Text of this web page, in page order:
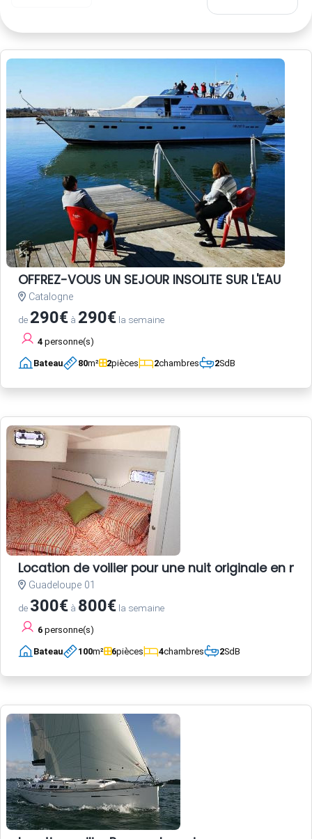
OFFREZ-VOUS UN SEJOUR INSOLITE SUR L'EAU
Catalogne
de 290€ à 290€ la semaine
4 personne(s)
Bateau 80m² 2pièces 2chambres 2SdB
Location de voilier pour une nuit originale en
Guadeloupe 01
de 300€ à 800€ la semaine
6 personne(s)
Bateau 100m² 6pièces 4chambres 2SdB